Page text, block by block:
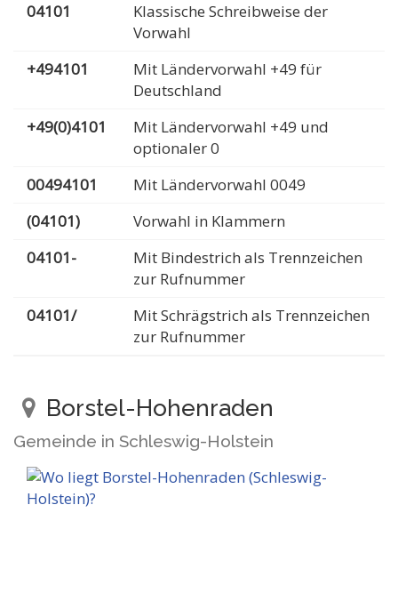
04101
Klassische Schreibweise der
Vorwahl
+494101
Mit Ländervorwahl +49 für
Deutschland
+49(0)4101
Mit Ländervorwahl +49 und
optionaler 0
00494101
Mit Ländervorwahl 0049
(04101)
Vorwahl in Klammern
04101-
Mit Bindestrich als Trennzeichen
zur Rufnummer
04101/
Mit Schrägstrich als Trennzeichen
zur Rufnummer
Borstel-Hohenraden
Gemeinde in Schleswig-Holstein